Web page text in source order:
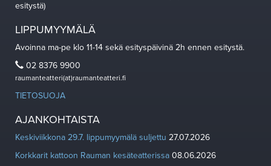
esitystä)
LIPPUMYYMÄLÄ
Avoinna ma-pe klo 11-14 sekä esityspäivinä 2h ennen esitystä.
02 8376 9900
raumanteatteri(at)raumanteatteri.fi
TIETOSUOJA
AJANKOHTAISTA
Keskiviikkona 29.7. lippumyymälä suljettu 27.07.2026
Korkkarit kattoon Rauman kesäteatterissa 08.06.2026